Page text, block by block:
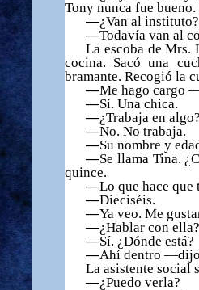
Tony nunca fue
—¿Van al instituto?
—Todavía van al
La escoba de Mrs.
cocina. Sacó una
bramante. Recogió la
—Me hago cargo
—Sí. Una chica.
—¿Trabaja en algo?
—No. No trabaja.
—Su nombre y
—Se llama Tina. ¿
quince.
—Lo que hace que
—Dieciséis.
—Ya veo. Me
—¿Hablar con ella?
—Sí. ¿Dónde está?
—Ahí dentro —dijo
La asistente social
—¿Puedo verla?